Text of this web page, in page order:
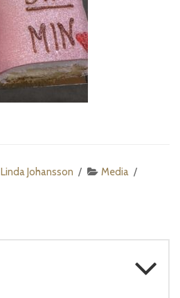
Linda Johansson
Media